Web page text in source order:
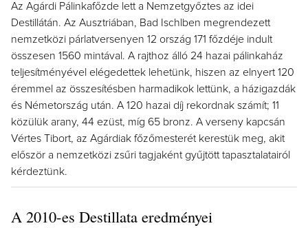
Az Agárdi Pálinkafőzde lett a Nemzetgyőztes az idei
Destillátán. Az Ausztriában, Bad Ischlben megrendezett
nemzetközi párlatversenyen 12 ország 171 főzdéje indult
összesen 1560 mintával. A rajthoz álló 24 hazai pálinkaház
teljesítményével elégedettek lehetünk, hiszen az elnyert 120
éremmel az összesítésben harmadikok lettünk, a házigazdák
és Németország után. A 120 hazai díj rekordnak számít; 11
közülük arany, 44 ezüst, míg 65 bronz. A verseny kapcsán
Vértes Tibort, az Agárdiak főzőmesterét kerestük meg, akit
először a nemzetközi zsűri tagjaként gyűjtött tapasztalatairól
kérdeztünk.
A 2010-es Destillata eredményei